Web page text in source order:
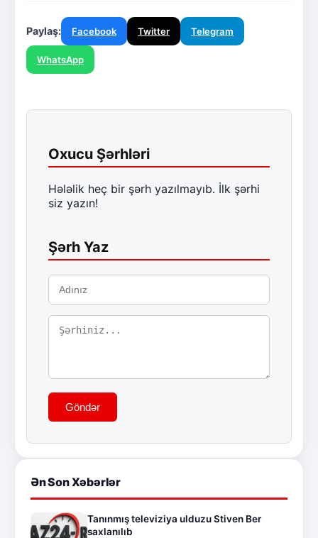
Paylaş: Facebook Twitter Telegram
WhatsApp
Oxucu Şərhləri
Hələlik heç bir şərh yazılmayıb. İlk şərhi
siz yazın!
Şərh Yaz
Göndər
Ən Son Xəbərlər
Tanınmış televiziya ulduzu Stiven Ber
saxlanılıb